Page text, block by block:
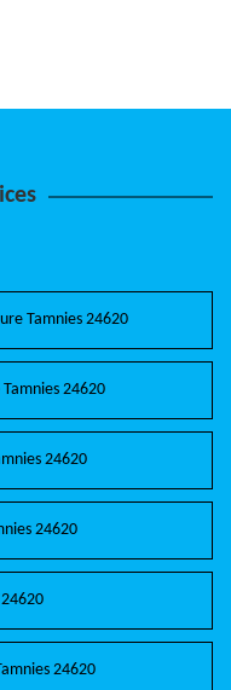
Tamnies 24620
24620
24620
24620
24620